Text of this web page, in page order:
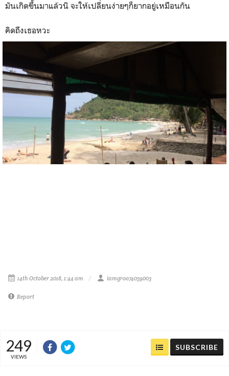
มันเกิดขึ้นมาแล้วนิ จะให้เปลี่ยนง่ายๆก็ยากอยู่เหมือนกัน
คิดถึงเธอหวะ
14th October 2018, 1:44 am iamgroo74059003
Report
249
VIEWS
SUBSCRIBE